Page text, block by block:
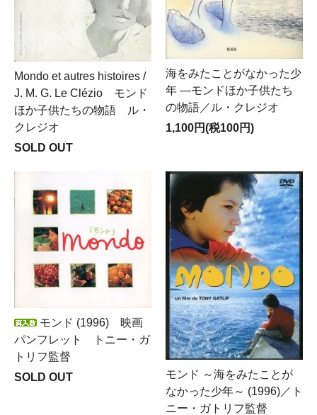
Mondo et autres histoires /
J. M. G. Le Clézio モンド
ほか子供たちの物語 ル・
クレジオ
SOLD OUT
海をみたことがなかった少
年 ―モンドほか子供たち
の物語／ル・クレジオ
1,100円(税100円)
モンド (1996) 映画
パンフレット トニー・ガ
トリフ監督
SOLD OUT
モンド ～海をみたことが
なかった少年～ (1996)／ト
ニー・ガトリフ監督